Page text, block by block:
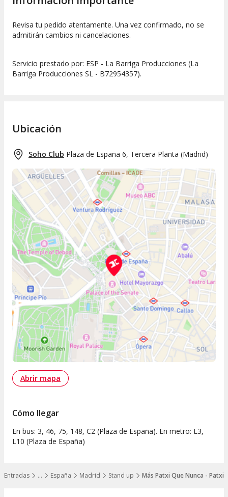
…
Mostrar todos los niveles
Entradas España Madrid Stand up Más Patxi Que Nunca - Patxi
Revisa tu pedido atentamente. Una vez confirmado, no se
admitirán cambios ni cancelaciones.
Servicio prestado por: ESP - La Barriga Producciones (La
Barriga Producciones SL - B72954357).
Ubicación
Soho Club Plaza de España 6, Tercera Planta (Madrid)
Abrir mapa
Cómo llegar
En bus: 3, 46, 75, 148, C2 (Plaza de España). En metro: L3,
L10 (Plaza de España)